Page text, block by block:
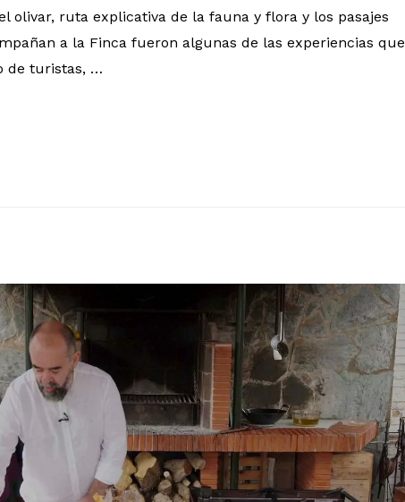
olivar, ruta explicativa de la fauna y flora y los pasajes
a la Finca fueron algunas de las experiencias que
de turistas, …